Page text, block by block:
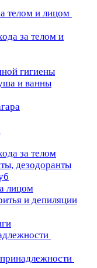
телом и лицом
за телом и
гигиены
и ванны
за телом
дезодоранты
лицом
и депиляции